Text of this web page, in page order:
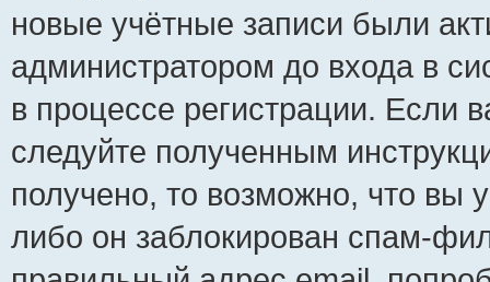
новые учётные записи были
администратором до входа в
в процессе регистрации.
следуйте полученным
получено, то возможно, что вы
либо он заблокирован спам-